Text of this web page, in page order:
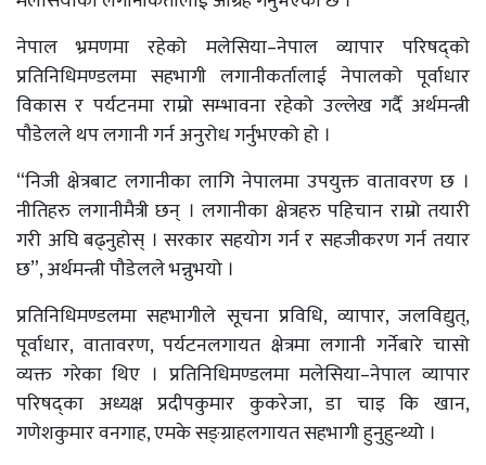
नेपाल भ्रमणमा रहेको मलेसिया–नेपाल व्यापार परिषद्को
प्रतिनिधिमण्डलमा सहभागी लगानीकर्तालाई नेपालको पूर्वाधार
विकास र पर्यटनमा राम्रो सम्भावना रहेको उल्लेख गर्दै अर्थमन्त्री
पौडेलले थप लगानी गर्न अनुरोध गर्नुभएको हो ।
“निजी क्षेत्रबाट लगानीका लागि नेपालमा उपयुक्त वातावरण छ ।
नीतिहरु लगानीमैत्री छन् । लगानीका क्षेत्रहरु पहिचान राम्रो तयारी
गरी अघि बढ्नुहोस् । सरकार सहयोग गर्न र सहजीकरण गर्न तयार
छ”, अर्थमन्त्री पौडेलले भन्नुभयो ।
प्रतिनिधिमण्डलमा सहभागीले सूचना प्रविधि, व्यापार, जलविद्युत्,
पूर्वाधार, वातावरण, पर्यटनलगायत क्षेत्रमा लगानी गर्नेबारे चासो
व्यक्त गरेका थिए । प्रतिनिधिमण्डलमा मलेसिया–नेपाल व्यापार
परिषद्का अध्यक्ष प्रदीपकुमार कुकरेजा, डा चाइ कि खान,
गणेशकुमार वनगाह, एमके सङ्ग्राहलगायत सहभागी हुनुहुन्थ्यो ।